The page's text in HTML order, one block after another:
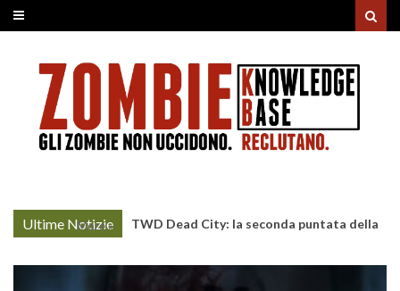
Ultime Notizie
More »
TWD Dead City: la seconda puntata della